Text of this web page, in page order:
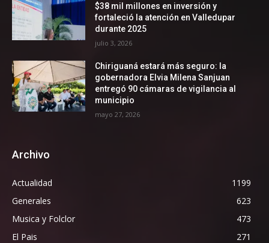
$38 mil millones en inversión y
fortaleció la atención en Valledupar
durante 2025
julio 3, 2026
Chiriguaná estará más seguro: la
gobernadora Elvia Milena Sanjuan
entregó 90 cámaras de vigilancia al
municipio
mayo 27, 2026
Archivo
Actualidad
1199
Generales
623
Musica y Folclor
473
El Pais
271